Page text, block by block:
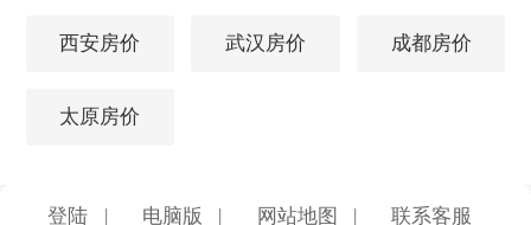
西安房价 武汉房价 成都房价
太原房价
登陆 | 电脑版 | 网站地图 | 联系客服